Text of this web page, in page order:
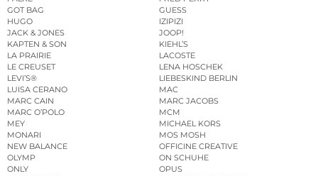
GOT BAG
GUESS
HUGO
IZIPIZI
JACK & JONES
JOOP!
KAPTEN & SON
KIEHL’S
LA PRAIRIE
LACOSTE
LE CREUSET
LENA HOSCHEK
LEVI’S®
LIEBESKIND BERLIN
LUISA CERANO
MAC
MARC CAIN
MARC JACOBS
MARC O’POLO
MCM
MEY
MICHAEL KORS
MONARI
MOS MOSH
NEW BALANCE
OFFICINE CREATIVE
OLYMP
ON SCHUHE
ONLY
OPUS